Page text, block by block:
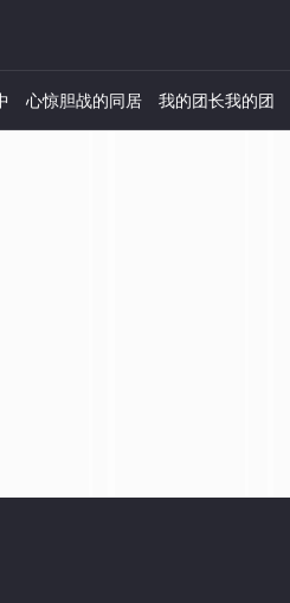
心惊胆战的同居 我的团长我的团